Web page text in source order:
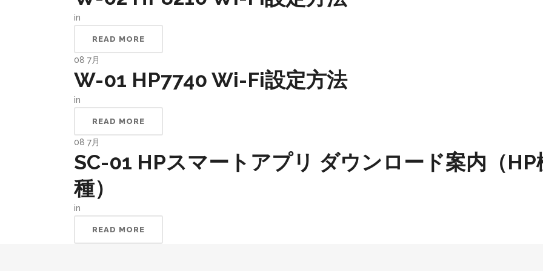
in
READ MORE
08 7月
W-01 HP7740 Wi-Fi設定方法
in
READ MORE
08 7月
SC-01 HPスマートアプリ ダウンロード案内（HP
種）
in
READ MORE